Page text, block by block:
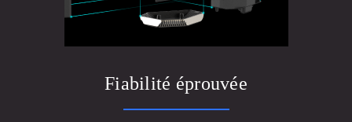
Fiabilité éprouvée